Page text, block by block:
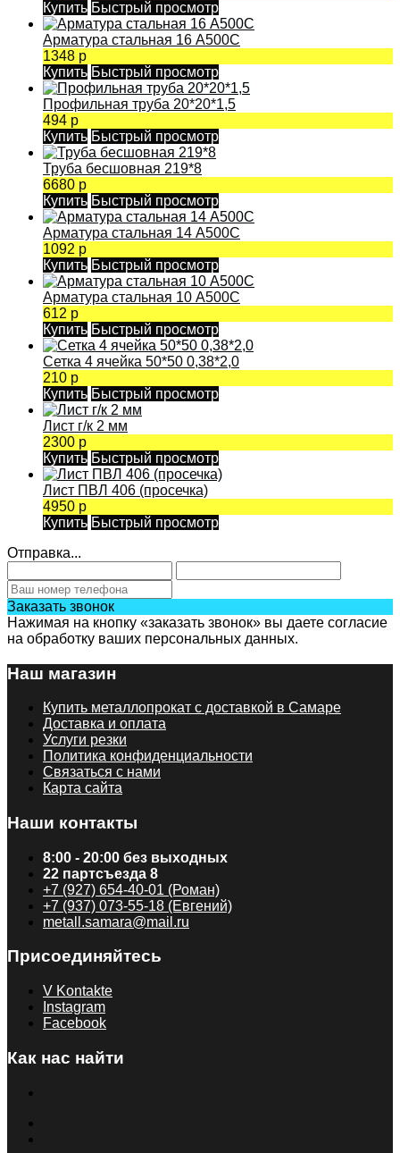
Купить Быстрый просмотр
Арматура стальная 16 А500С
1348 р
Купить Быстрый просмотр
Профильная труба 20*20*1,5
494 р
Купить Быстрый просмотр
Труба бесшовная 219*8
6680 р
Купить Быстрый просмотр
Арматура стальная 14 А500С
1092 р
Купить Быстрый просмотр
Арматура стальная 10 А500С
612 р
Купить Быстрый просмотр
Сетка 4 ячейка 50*50 0,38*2,0
210 р
Купить Быстрый просмотр
Лист г/к 2 мм
2300 р
Купить Быстрый просмотр
Лист ПВЛ 406 (просечка)
4950 р
Купить Быстрый просмотр
Отправка...
Заказать звонок
Нажимая на кнопку «заказать звонок» вы даете согласие
на обработку ваших персональных данных.
Наш магазин
Купить металлопрокат с доставкой в Самаре
Доставка и оплата
Услуги резки
Политика конфиденциальности
Связаться с нами
Карта сайта
Наши контакты
8:00 - 20:00 без выходных
22 партсъезда 8
+7 (927) 654-40-01 (Роман)
+7 (937) 073-55-18 (Евгений)
metall.samara@mail.ru
Присоединяйтесь
V Kontakte
Instagram
Facebook
Как нас найти